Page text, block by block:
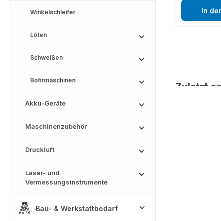
Winkelschleifer
Löten
Schweißen
Bohrmaschinen
Akku-Geräte
Maschinenzubehör
Druckluft
Laser- und
Vermessungsinstrumente
Bau- & Werkstattbedarf
In
Zuletzt